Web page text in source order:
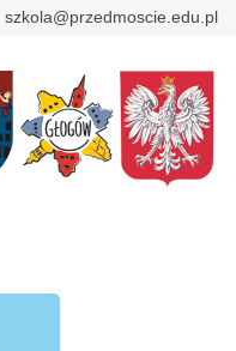
szkola@przedmoscie.edu.pl